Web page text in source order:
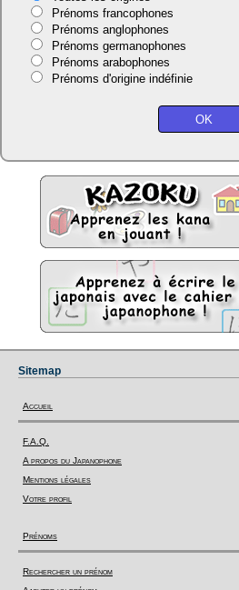
Prénoms francophones
Prénoms anglophones
Prénoms germanophones
Prénoms arabophones
Prénoms d'origine indéfinie
Sitemap
Accueil
F.A.Q.
A propos du Japanophone
Mentions légales
Votre profil
Prénoms
Rechercher un prénom